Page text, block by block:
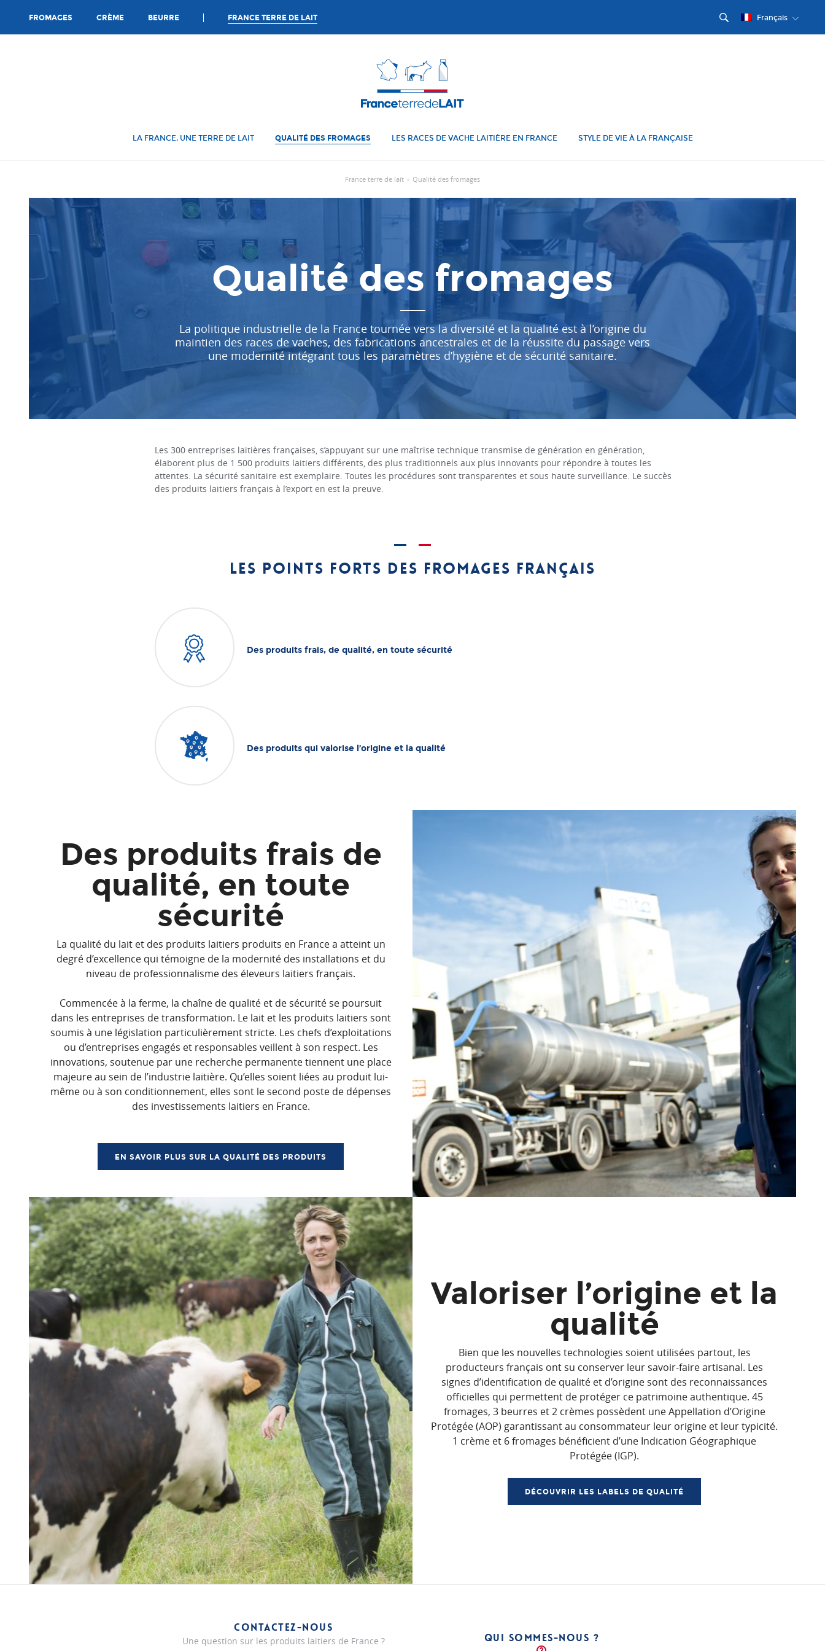
FROMAGES CRÈME BEURRE FRANCE TERRE DE LAIT Français
LA FRANCE, UNE TERRE DE LAIT QUALITÉ DES FROMAGES LES RACES DE VACHE LAITIÈRE EN FRANCE STYLE DE VIE À LA FRANÇAISE
France terre de lait › Qualité des fromages
Qualité des fromages
La politique industrielle de la France tournée vers la diversité et la qualité est à l’origine du
maintien des races de vaches, des fabrications ancestrales et de la réussite du passage vers
une modernité intégrant tous les paramètres d’hygiène et de sécurité sanitaire.
Les 300 entreprises laitières françaises, s’appuyant sur une maîtrise technique transmise de génération en génération,
élaborent plus de 1 500 produits laitiers différents, des plus traditionnels aux plus innovants pour répondre à toutes les
attentes. La sécurité sanitaire est exemplaire. Toutes les procédures sont transparentes et sous haute surveillance. Le succès
des produits laitiers français à l’export en est la preuve.
Les points forts des fromages français
Des produits frais, de qualité, en toute sécurité
Des produits qui valorise l’origine et la qualité
Des produits frais de
qualité, en toute
sécurité
La qualité du lait et des produits laitiers produits en France a atteint un
degré d’excellence qui témoigne de la modernité des installations et du
niveau de professionnalisme des éleveurs laitiers français.
Commencée à la ferme, la chaîne de qualité et de sécurité se poursuit
dans les entreprises de transformation. Le lait et les produits laitiers sont
soumis à une législation particulièrement stricte. Les chefs d’exploitations
ou d’entreprises engagés et responsables veillent à son respect. Les
innovations, soutenue par une recherche permanente tiennent une place
majeure au sein de l’industrie laitière. Qu’elles soient liées au produit lui-
même ou à son conditionnement, elles sont le second poste de dépenses
des investissements laitiers en France.
EN SAVOIR PLUS SUR LA QUALITÉ DES PRODUITS
Valoriser l’origine et la
qualité
Bien que les nouvelles technologies soient utilisées partout, les
producteurs français ont su conserver leur savoir-faire artisanal. Les
signes d’identification de qualité et d’origine sont des reconnaissances
officielles qui permettent de protéger ce patrimoine authentique. 45
fromages, 3 beurres et 2 crèmes possèdent une Appellation d’Origine
Protégée (AOP) garantissant au consommateur leur origine et leur typicité.
1 crème et 6 fromages bénéficient d’une Indication Géographique
Protégée (IGP).
DÉCOUVRIR LES LABELS DE QUALITÉ
CONTACTEZ-NOUS
Une question sur les produits laitiers de France ? QUI SOMMES-NOUS ?